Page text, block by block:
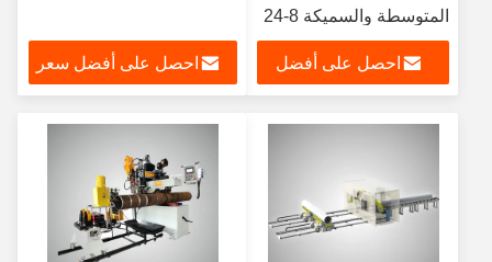
المتوسطة والسميكة 8-24
"
احصل على أفضل
احصل على أفضل سعر